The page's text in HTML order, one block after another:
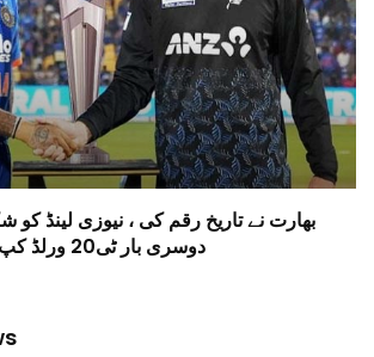
بھارت نے تاریخ رقم کی ، نیوزی لینڈ کو
دوسری بار ٹی20 ورلڈ کپ کا خطاب جیت لیا